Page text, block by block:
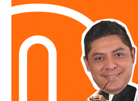
coordinación con el
y busca facilitar el
familias provenientes de
aquellas cuyos bebés
La titular de la Oficialía